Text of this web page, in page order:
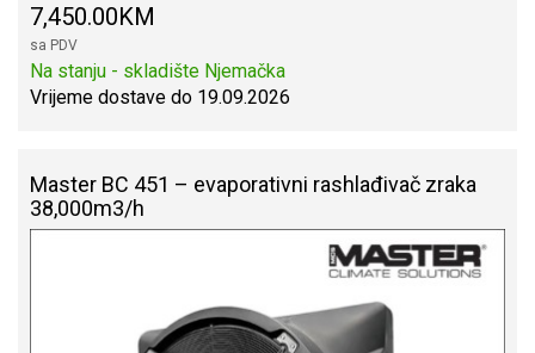
7,450.00KM
sa PDV
Na stanju - skladište Njemačka
Vrijeme dostave do 19.09.2026
Master BC 451 – evaporativni rashlađivač zraka
38,000m3/h